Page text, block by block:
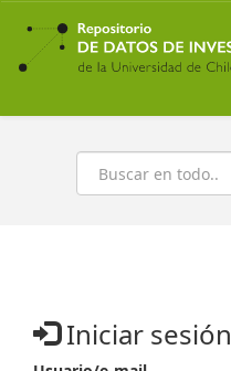
Ir
contenido
principal
Buscar
Iniciar sesión